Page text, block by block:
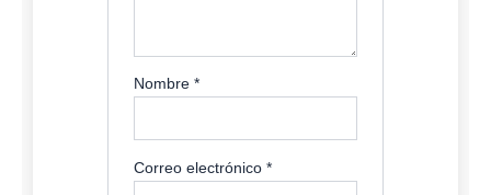
Nombre*
Correo electrónico*